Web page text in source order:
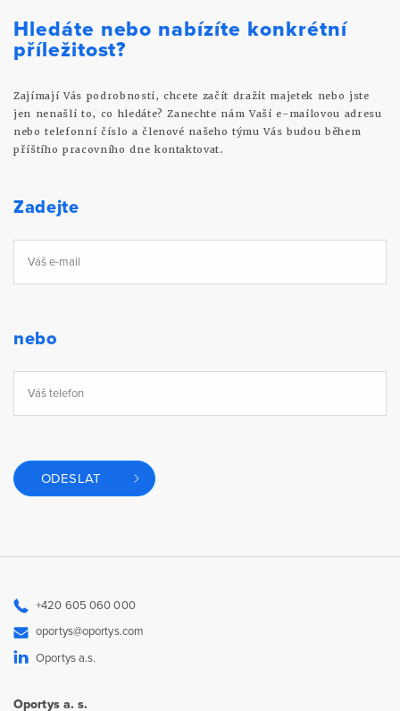
Hledáte nebo nabízíte konkrétní
příležitost?
Zajímají Vás podrobnosti, chcete začít dražit majetek nebo jste
jen nenašli to, co hledáte? Zanechte nám Vaši e-mailovou adresu
nebo telefonní číslo a členové našeho týmu Vás budou během
příštího pracovního dne kontaktovat.
Zadejte
nebo
ODESLAT
+420 605 060 000
oportys@oportys.com
Oportys a.s.
Oportys a. s.